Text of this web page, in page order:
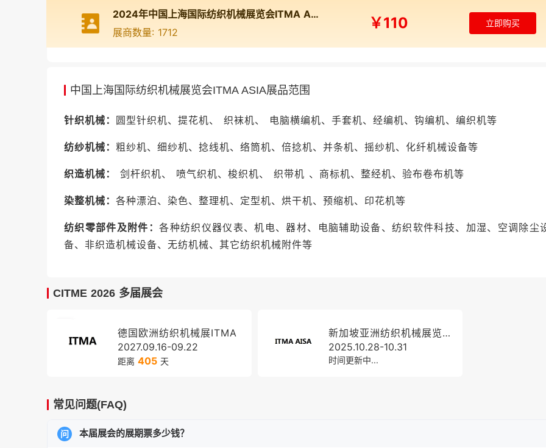
刷身份证验证入场或出示电子门票二维码刷码入场。
中国上海国际纺织机械展览会ITMA ASIA的展商名录、参展商名单部分如下:嘉创科技（珠海）有限公司、
宝腾智能润滑技术(东莞)有限公司、常熟市飞龙无纺机械有限公司、万冠塑胶(苏州工业园区)有限公司、
联系方式），可通过展会官网或聚展网咨询获取。
全球纺织机械行业旗舰展 ：由欧洲纺织机械制造商委员会（CEMATEX）与中国纺织机械协会等权威机构联
合主办，是亚洲规模最大、影响力最强的纺织机械专业展会。2024年上海展展览面积达16万平方米，汇聚
业平台，引领亚洲”的行业地位。
全产业链一站式覆盖：展品覆盖纺纱、化纤、织造、针织、非织造、染整、印花、服装机械、再循环、测
试、包装等全产业链核心领域，并拓展至纺织化学品等关键环节，形成从原料到成品的完整解决方案展
矩阵。展会按19大工艺类别分区，后整理、纺纱、针织、织造、数码印花及循环经济板块成为最受关注的
全球资源链接高地：展会海外观众占比持续高位，2024年海外观众来自110个国家和地区，印度、韩国、
孟加拉、印尼、伊朗位列前五，南美、欧洲多国观众实现突破性增长。近百个海外买家团组到场释放采购
通道。
前沿技术首发阵地：展会集中展示自动化、人工智能、绿色循环等前沿成果。智能制造成为核心亮点，
智能、低碳方向跃迁的创新成果。众多企业选择在此进行全球或亚洲首发，成为展示技术实力、引领行业
趋势的权威舞台。
创新成果展示平台：2026年展会将新增“纺织增强结构用复合材料机械”板块，聚焦高性能纤维及复合材料
2024年中国上海国际纺织机械展览会ITMA ASIA在线展商名录
展商数量: 1712
￥110 立即购买
中国上海国际纺织机械展览会ITMA ASIA展品范围
针织机械： 圆型针织机、提花机、 织袜机、 电脑横编机、手套机、经编机、钩编机、编织机等
纺纱机械： 粗纱机、细纱机、捻线机、络筒机、倍捻机、并条机、摇纱机、化纤机械设备等
织造机械： 剑杆织机、 喷气织机、梭织机、 织带机 、商标机、整经机、验布卷布机等
染整机械： 各种漂泊、染色、整理机、定型机、烘干机、预缩机、印花机等
纺织零部件及附件：各种纺织仪器仪表、机电、器材、电脑辅助设备、纺织软件科技、加湿、空调除尘
备、非织造机械设备、无纺机械、其它纺织机械附件等
CITME 2026 多届展会
德国欧洲纺织机械展ITMA
2027.09.16-09.22
距离 405 天
新加坡亚洲纺织机械展览会ITMA ASIA
2025.10.28-10.31
时间更新中...
常见问题(FAQ)
问 本届展会的展期票多少钱？